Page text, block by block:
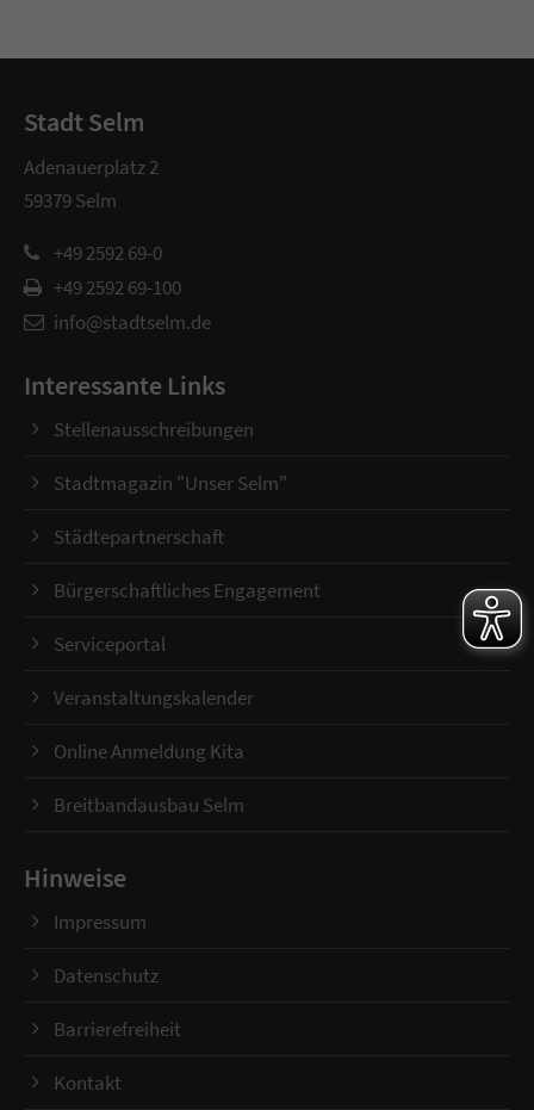
Stadt Selm
Adenauerplatz 2
59379 Selm
+49 2592 69-0
+49 2592 69-100
info@stadtselm.de
Interessante Links
Stellenausschreibungen
Stadtmagazin "Unser Selm"
Städtepartnerschaft
Bürgerschaftliches Engagement
Serviceportal
Veranstaltungskalender
Online Anmeldung Kita
Breitbandausbau Selm
Hinweise
Impressum
Datenschutz
Barrierefreiheit
Kontakt